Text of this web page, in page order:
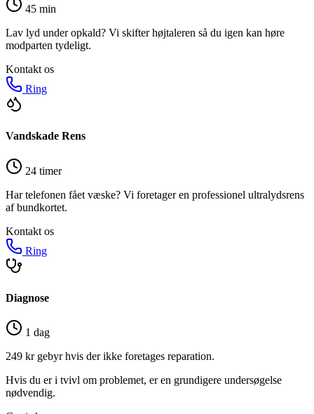
45 min
Lav lyd under opkald? Vi skifter højtaleren så du igen kan høre
modparten tydeligt.
Kontakt os
Ring
Vandskade Rens
24 timer
Har telefonen fået væske? Vi foretager en professionel ultralydsrens
af bundkortet.
Kontakt os
Ring
Diagnose
1 dag
249 kr gebyr hvis der ikke foretages reparation.
Hvis du er i tvivl om problemet, er en grundigere undersøgelse
nødvendig.